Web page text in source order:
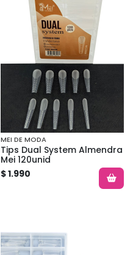
MEI DE MODA
Tips Dual System Almendra
Mei 120unid
$ 1.990